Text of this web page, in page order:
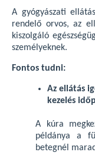
A gyógyászati
rendelő orvos, az
kiszolgáló
személyeknek.
Fontos tudni:
Az ellátás
kezelés
A kúra
példánya a
betegnél